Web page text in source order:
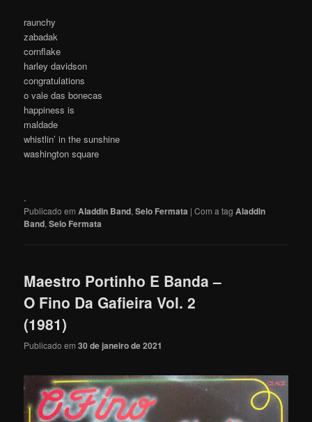
raunchy
zabadak
cornflake
harley davidson
congratulations
o vale das bonecas
happiness is
maldade
whistlin’ in the sunshine
washington square
.
Publicado em Aladdin Band,Selo Fermata |Com a tagAladdin
Band,Selo Fermata
Maestro Portinho E Banda –
O Fino Da Gafieira Vol. 2
(1981)
Publicado em30 de janeiro de 2021